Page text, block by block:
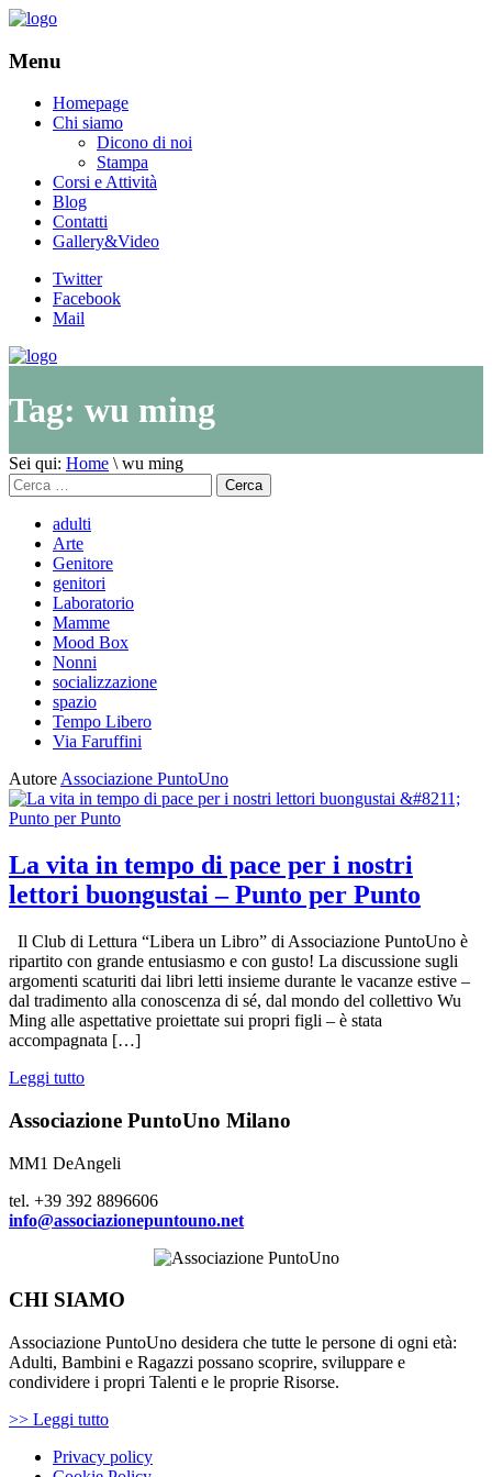
Menu
Homepage
Chi siamo
Dicono di noi
Stampa
Corsi e Attività
Blog
Contatti
Gallery&Video
Twitter
Facebook
Mail
Tag: wu ming
Sei qui: Home \ wu ming
Cerca
per:
adulti
Arte
Genitore
genitori
Laboratorio
Mamme
Mood Box
Nonni
socializzazione
spazio
Tempo Libero
Via Faruffini
Autore Associazione PuntoUno
La vita in tempo di pace per i nostri
lettori buongustai – Punto per Punto
Il Club di Lettura “Libera un Libro” di Associazione PuntoUno è
ripartito con grande entusiasmo e con gusto! La discussione sugli
argomenti scaturiti dai libri letti insieme durante le vacanze estive –
dal tradimento alla conoscenza di sé, dal mondo del collettivo Wu
Ming alle aspettative proiettate sui propri figli – è stata
accompagnata […]
Leggi tutto
Associazione PuntoUno Milano
MM1 DeAngeli
tel. +39 392 8896606
info@associazionepuntouno.net
CHI SIAMO
Associazione PuntoUno desidera che tutte le persone di ogni età:
Adulti, Bambini e Ragazzi possano scoprire, sviluppare e
condividere i propri Talenti e le proprie Risorse.
>> Leggi tutto
Privacy policy